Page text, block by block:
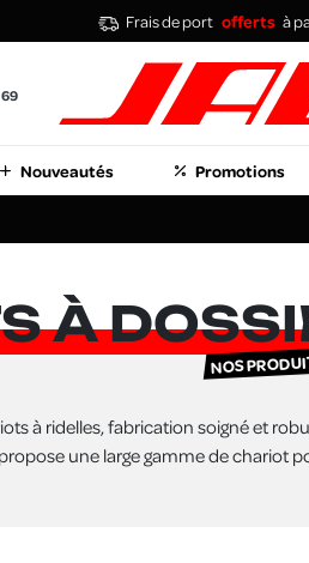
Frais de port offerts à
Nouveautés Promotions
À
NOS
à ridelles, fabrication soigné et
une large gamme de chariot